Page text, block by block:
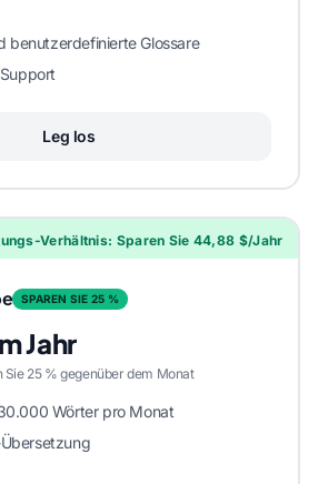
benutzerdefinierte Glossare
Leg los
Verhältnis: Sparen Sie 44,88 $/Jahr
SPAREN SIE 25 %
Jahr
Sie 25 % gegenüber dem Monat
Wörter pro Monat